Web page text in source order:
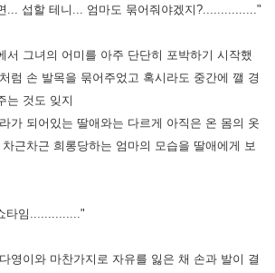
... 섭할 테니... 엄마도 묶어줘야겠지?..............."
서 그녀의 어미를 아주 단단히 포박하기 시작했
럼 손 발목을 묶어주었고 혹시라도 중간에 깰 경
는 것도 잊지
가 되어있는 딸애와는 다르게 아직은 온 몸의 옷
근차근 희롱당하는 엄마의 모습을 딸애에게 보
타임.............."
영이와 마찬가지로 자유를 잃은 채 손과 발이 결